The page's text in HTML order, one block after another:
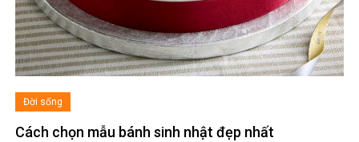
Đời sống
Cách chọn mẫu bánh sinh nhật đẹp nhất